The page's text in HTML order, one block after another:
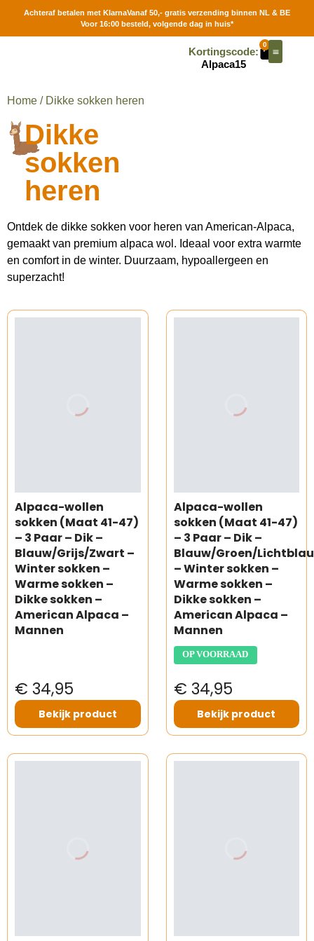
Achteraf betalen met KlarnaVanaf 50,- gratis verzending binnen NL & BE
Voor 16:00 besteld, volgende dag in huis*
Kortingscode:
Alpaca15
0
Home / Dikke sokken heren
Dikke
sokken
heren
Ontdek de dikke sokken voor heren van American-Alpaca,
gemaakt van premium alpaca wol. Ideaal voor extra warmte
en comfort in de winter. Duurzaam, hypoallergeen en
superzacht!
Alpaca-wollen
sokken (Maat 41-47)
– 3 Paar – Dik –
Blauw/Grijs/Zwart –
Winter sokken –
Warme sokken –
Dikke sokken –
American Alpaca –
Mannen
€ 34,95
Bekijk product
Alpaca-wollen
sokken (Maat 41-47)
– 3 Paar – Dik –
Blauw/Groen/
– Winter sokken –
Warme sokken –
Dikke sokken –
American Alpaca –
Mannen
OP VOORRAAD
€ 34,95
Bekijk product